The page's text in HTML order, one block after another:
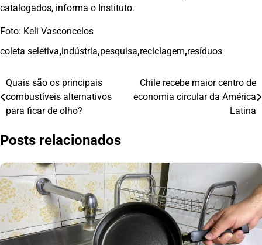
catalogados, informa o Instituto.
Foto: Keli Vasconcelos
coleta seletiva,indústria,pesquisa,reciclagem,resíduos
Navegação
de
Quais são os principais
combustíveis alternativos
para ficar de olho?
Chile recebe maior centro de
economia circular da América
Latina
Posts relacionados